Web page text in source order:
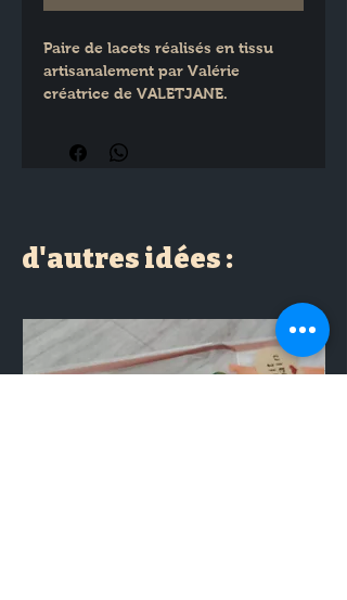
Paire de lacets réalisés en tissu
artisanalement par Valérie
créatrice de VALETJANE.
d'autres idées :